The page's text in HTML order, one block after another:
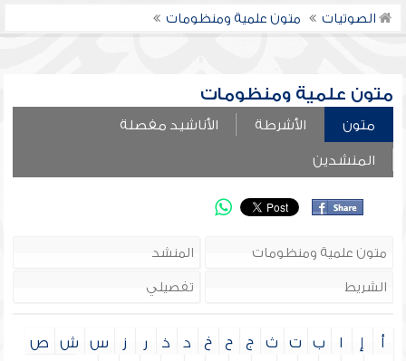
الصوتيات متون علمية ومنظومات
متون علمية ومنظومات
متون الأشرطة الأناشيد مفصلة
المنشدين
أ إ ا ب ت ث ج ح خ د ذ ر ز س ش
ص